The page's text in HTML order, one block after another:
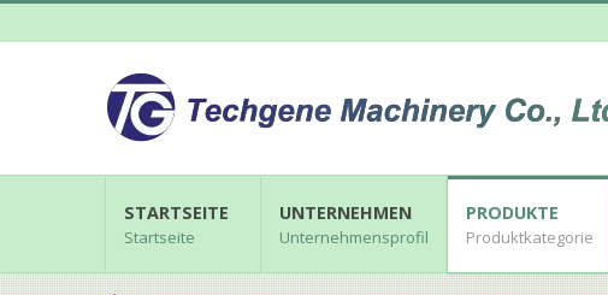
STARTSEITE
Startseite
UNTERNEHMEN
Unternehmensprofil
PRODUKTE
Produktkategorie